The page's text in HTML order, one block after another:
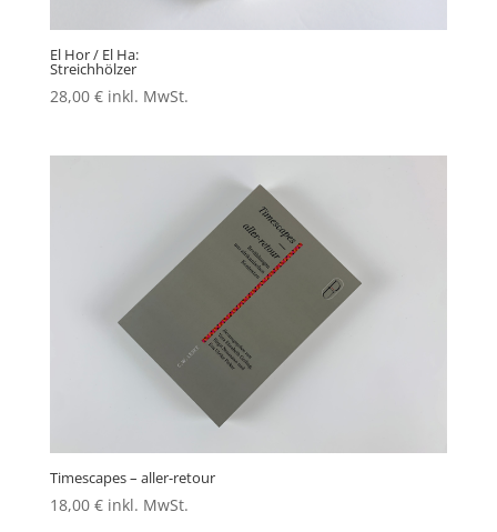
El Hor / El Ha:
Streichhölzer
28,00 € inkl. MwSt.
Timescapes – aller-retour
18,00 € inkl. MwSt.